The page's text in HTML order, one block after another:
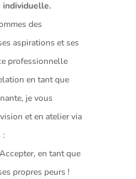
individuelle.
des
aspirations et ses
professionnelle
en tant que
je vous
et en atelier via
:
en tant que
propres peurs !